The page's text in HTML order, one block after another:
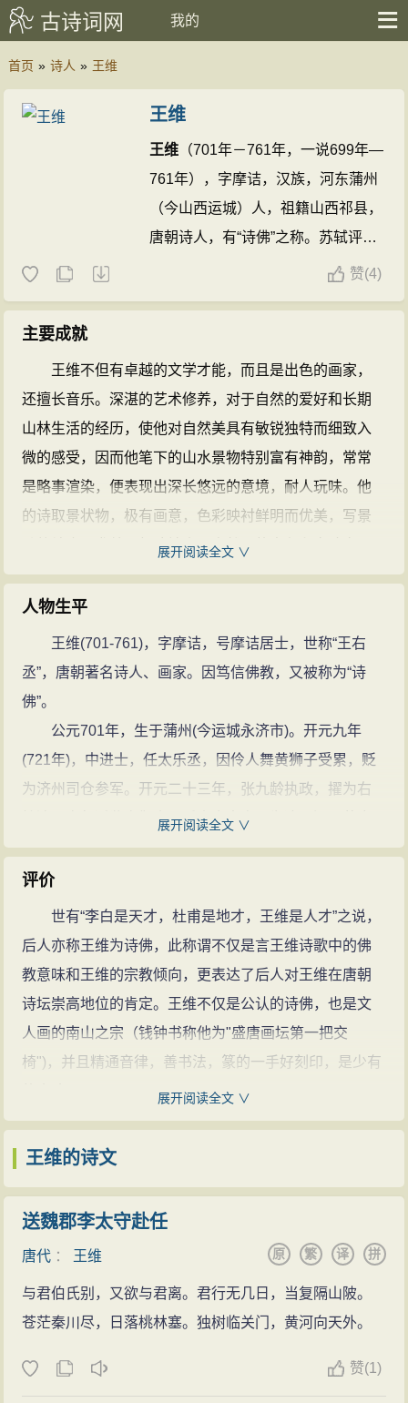
古诗词网 我的
首页 » 诗人 » 王维
王维
王维 （701年－761年，一说699年—
761年），字摩诘，汉族，河东蒲州
（今山西运城）人，祖籍山西祁县，
唐朝诗人，有“诗佛”之称。苏轼评价
其：“味摩诘之诗，诗中有画；观摩
诗作有《相思》《山居秋暝》等。
精通佛学，受禅宗影响很大。佛教
诗书画都很有名，非常
维的名句(94条)
赞(4)
主要成就
王维不但有卓越的文学才能，而且是出色的画家，
还擅长音乐。深湛的艺术修养，对于自然的爱好和长期
山林生活的经历，使他对自然美具有敏锐独特而细致入
微的感受，因而他笔下的山水景物特别富有神韵，常常
是略事渲染，便表现出深长悠远的意境，耐人玩味。他
的诗取景状物，极有画意，色彩映衬鲜明而优美，写景
动静结合，尤善于细致地表现自然界的光色和音响变
化。例如“声喧乱石中，色静深松里”（《青溪》）、“泉声
咽危石，日色冷青松”（《过香积寺》）以及《鸟鸣
涧》、《鹿柴》、《木兰柴》等诗，都有体物入微之
作。王维诗《九月九日忆山东兄弟》插图 选自清代光绪
刻本《名家画稿》。并著有绘画理论著作《山水论》，
《山水诀》。
展开阅读全文 ∨
人物生平
王维(701-761)，字摩诘，号摩诘居士，世称“王右
丞”，唐朝著名诗人、画家。因笃信佛教，又被称为“诗
佛”。
公元701年，生于蒲州(今运城永济市)。开元九年
(721年)，中进士，任太乐丞，因伶人舞黄狮子受累，贬
为济州司仓参军。开元二十三年，张九龄执政，擢为右
拾遗，次年迁监察御史，后奉命出塞，为凉州河西节度
幕判官。此后半官半隐居。安史之乱被捕后被迫出任伪
职，战乱平息后下狱。因被俘时曾作《凝碧池》抒发亡
国之痛和思念朝廷之情，又因其弟王缙平反有功请求削
籍为兄赎罪，得宽宥，降为太子中允，后兼迁中书舍
人，终尚书右丞。
他才华早显，既是诗匠，又精禅理。生在一个虔诚
佛教的家庭里，据其《请施庄为寺表》云：“臣亡母故博
陵县君崔氏，师事大照禅师三十余岁。”《王右丞集笺
文中述及了诗人同当代名僧道光禅师的关系时说：“维十
着僧侣般的生活。据《旧唐书》记载：“在京师，长斋，
不衣文俯伏受教，欲以毫末度量虚空，无有是处，志其
舍利所在而已，”采，日饭十数名僧，以玄谈为乐，斋中
无所有，惟茶铛药臼，经案绳床而已。退朝之后，焚香
独坐，以禅颂为事。”此时的王维俨然是一僧侣了。
与其小一岁的弟弟缙幼年均聪明过人。十五岁时去
音乐天赋，所以少年王维一至京城便立即成为京城王公
展开阅读全文 ∨
评价
世有“李白是天才，杜甫是地才，王维是人才”之说，
后人亦称王维为诗佛，此称谓不仅是言王维诗歌中的佛
教意味和王维的宗教倾向，更表达了后人对王维在唐朝
诗坛崇高地位的肯定。王维不仅是公认的诗佛，也是文
人画的南山之宗（钱钟书称他为"盛唐画坛第一把交
椅")，并且精通音律，善书法，篆的一手好刻印，是少有
王维诗在其生前以及后世，都享有盛名。史称其“名
盛于开元、天宝间，豪英贵人虚左以迎，宁、薛诸王待
（《答王缙进王维集表诏》）。杜甫也称他“最传秀句寰
澄复，若清沈之贯达”（《与王驾评诗书》）。昔人曾誉
王维为“诗佛”，并与“诗圣”杜甫、“诗仙”李白并提。以思想
内容而言，王维诗远不能与李、杜相提并论；而在艺术
展开阅读全文 ∨
王维的诗文
送魏郡李太守赴任
唐代 ： 王维 拼
译
繁
原
与君伯氏别，又欲与君离。君行无几日，当复隔山陂。
苍茫秦川尽，日落桃林塞。独树临关门，黄河向天外。
赞(1)